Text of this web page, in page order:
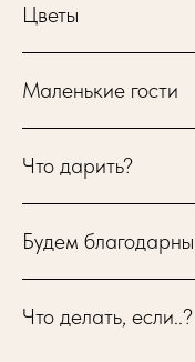
Цветы
Маленькие гости
Что дарить?
Будем благодарны
Что делать, если..?